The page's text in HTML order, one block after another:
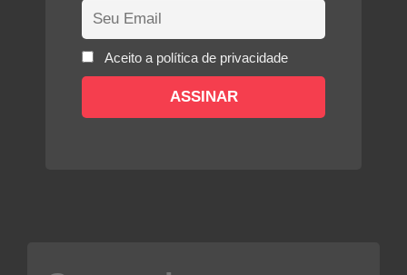
Aceito a política de privacidade